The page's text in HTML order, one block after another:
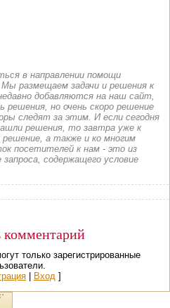
в направлении помощи
размещаем задачи и решения к
добавляются на наш сайт,
решения, но очень скоро решение
следят за этим. И если сегодня
решения, то завтра уже к
а также и ко многим
посетителей к нам - это из
содержащего условие
комментарий
только зарегистрированные
Вход ]